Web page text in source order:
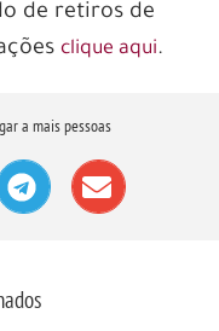
de retiros de
clique aqui.
a mais pessoas